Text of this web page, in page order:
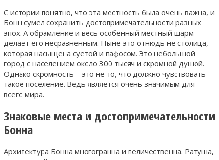
С истории понятно, что эта местность была очень важна, и
Бонн сумел сохранить достопримечательности разных
эпох. А обрамление и весь особенный местный шарм
делает его несравненным. Ныне это отнюдь не столица,
которая насыщена суетой и пафосом. Это небольшой
город с населением около 300 тысяч и скромной душой.
Однако скромность – это не то, что должно чувствовать
такое поселение. Ведь является очень значимым для
всего мира.
Знаковые места и достопримечательности
Бонна
Архитектура Бонна многогранна и величественна. Ратуша,